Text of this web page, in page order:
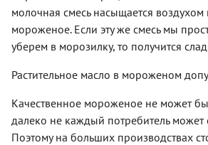
молочная смесь насыщается воздухом
мороженое. Если эту же смесь мы
уберем в морозилку, то получится
Растительное масло в мороженом
Качественное мороженое не может
далеко не каждый потребитель может
Поэтому на больших производствах